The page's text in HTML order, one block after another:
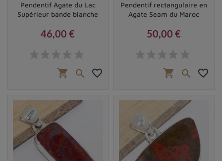
Pendentif Agate du Lac
Supérieur bande blanche
46,00 €
shopping_cart  favorite_border
Pendentif rectangulaire en
Agate Seam du Maroc
50,00 €
shopping_cart  favorite_border